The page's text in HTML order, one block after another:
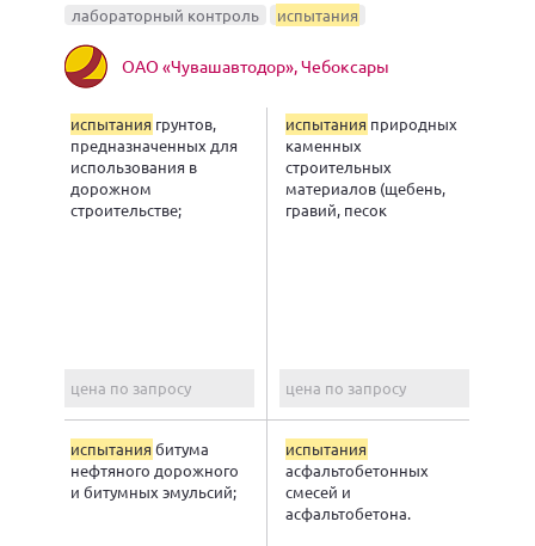
лабораторный контроль испытания
ОАО «Чувашавтодор», Чебоксары
испытания грунтов,
предназначенных для
использования в
дорожном
строительстве;
цена по запросу
испытания природных
каменных
строительных
материалов (щебень,
гравий, песок
цена по запросу
испытания битума
нефтяного дорожного
и битумных эмульсий;
испытания
асфальтобетонных
смесей и
асфальтобетона.